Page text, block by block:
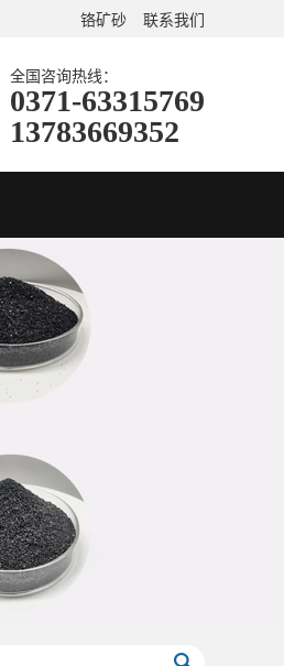
铬矿砂 联系我们
全国咨询热线：
0371-63315769
13783669352